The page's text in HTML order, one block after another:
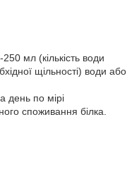
мл (кількість води
щільності) води або
день по мірі
споживання білка.